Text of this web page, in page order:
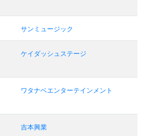
サンミュージック
ケイダッシュステージ
ワタナベエンターテインメント
吉本興業